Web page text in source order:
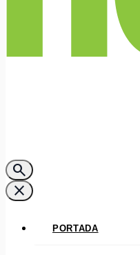
search
close
PORTADA